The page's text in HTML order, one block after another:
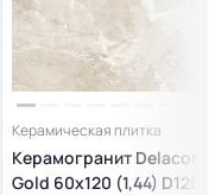
Керамическая плитка
Керамогранит Delacora
Gold 60x120 (1,44)